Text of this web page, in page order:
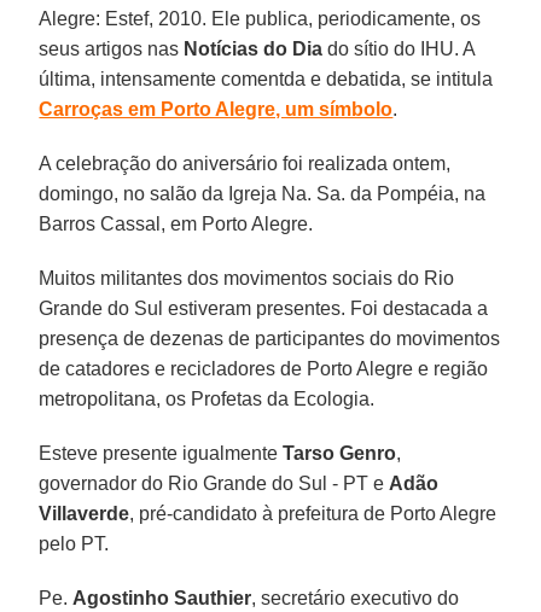
Alegre: Estef, 2010. Ele publica, periodicamente, os
seus artigos nas Notícias do Dia do sítio do IHU. A
última, intensamente comentda e debatida, se intitula
Carroças em Porto Alegre, um símbolo.
A celebração do aniversário foi realizada ontem,
domingo, no salão da Igreja Na. Sa. da Pompéia, na
Barros Cassal, em Porto Alegre.
Muitos militantes dos movimentos sociais do Rio
Grande do Sul estiveram presentes. Foi destacada a
presença de dezenas de participantes do movimentos
de catadores e recicladores de Porto Alegre e região
metropolitana, os Profetas da Ecologia.
Esteve presente igualmenteTarso Genro,
governador do Rio Grande do Sul - PT e Adão
Villaverde, pré-candidato à prefeitura de Porto Alegre
pelo PT.
Pe. Agostinho Sauthier, secretário executivo do